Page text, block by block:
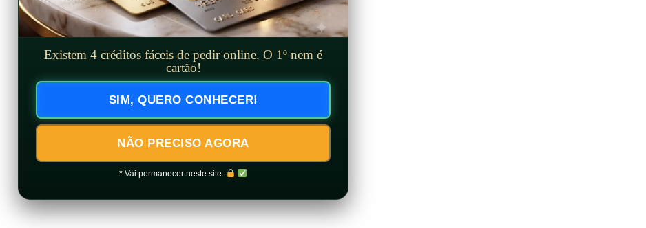
Existem 4 créditos fáceis de pedir online. O 1º nem é
cartão!
SIM, QUERO CONHECER!
NÃO PRECISO AGORA
* Vai permanecer neste site.